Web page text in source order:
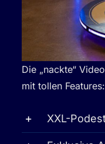
Die „nackte“
mit tollen Features:
XXL-